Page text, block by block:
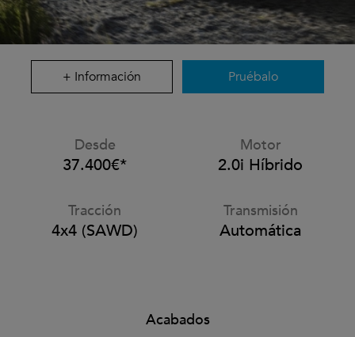
+ Información Pruébalo
Desde
37.400€*
Motor
2.0i Híbrido
Tracción
4x4 (SAWD)
Transmisión
Automática
Acabados